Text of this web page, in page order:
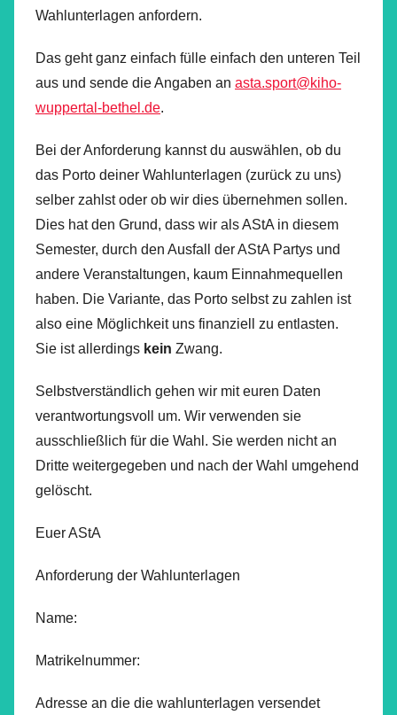
Wahlunterlagen anfordern.
Das geht ganz einfach fülle einfach den unteren Teil
aus und sende die Angaben an asta.sport@kiho-
wuppertal-bethel.de.
Bei der Anforderung kannst du auswählen, ob du
das Porto deiner Wahlunterlagen (zurück zu uns)
selber zahlst oder ob wir dies übernehmen sollen.
Dies hat den Grund, dass wir als AStA in diesem
Semester, durch den Ausfall der AStA Partys und
andere Veranstaltungen, kaum Einnahmequellen
haben. Die Variante, das Porto selbst zu zahlen ist
also eine Möglichkeit uns finanziell zu entlasten.
Sie ist allerdings kein Zwang.
Selbstverständlich gehen wir mit euren Daten
verantwortungsvoll um. Wir verwenden sie
ausschließlich für die Wahl. Sie werden nicht an
Dritte weitergegeben und nach der Wahl umgehend
gelöscht.
Euer AStA
Anforderung der Wahlunterlagen
Name:
Matrikelnummer:
Adresse an die die wahlunterlagen versendet